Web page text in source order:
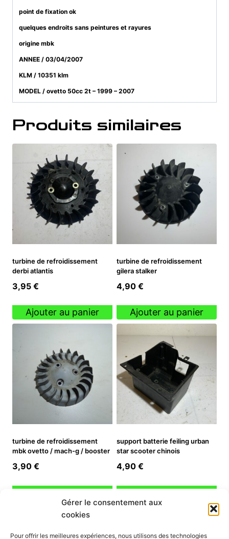
Gérer le consentement aux
cookies
Pour offrir les meilleures expériences, nous utilisons des technologies
point de fixation ok
quelques endroits sans peintures et rayures
origine mbk
ANNEE / 03/04/2007
KLM / 10351 klm
MODEL / ovetto 50cc 2t – 1999 – 2007
Produits similaires
turbine de refroidissement
derbi atlantis
3,95 €
Ajouter au panier
turbine de refroidissement
gilera stalker
4,90 €
Ajouter au panier
turbine de refroidissement
mbk ovetto / mach-g / booster
3,90 €
Ajouter au panier
support batterie feiling urban
star scooter chinois
4,90 €
Ajouter au panier
INFORMATION